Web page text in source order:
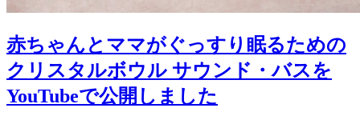
赤ちゃんとママがぐっすり眠るための
クリスタルボウル サウンド・バスを
YouTubeで公開しました